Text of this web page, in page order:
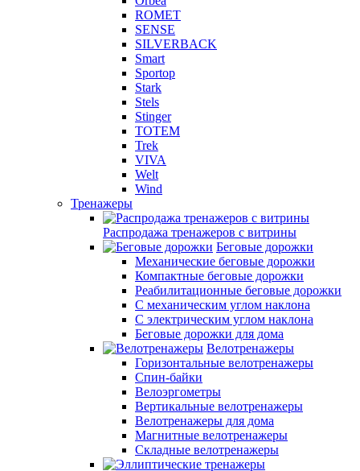
ROMET
SENSE
SILVERBACK
Smart
Sportop
Stark
Stels
Stinger
TOTEM
Trek
VIVA
Welt
Wind
Тренажеры
Распродажа тренажеров с витрины
Беговые дорожки
Механические беговые дорожки
Компактные беговые дорожки
Реабилитационные беговые дорожки
С механическим углом наклона
С электрическим углом наклона
Беговые дорожки для дома
Велотренажеры
Горизонтальные велотренажеры
Спин-байки
Велоэргометры
Вертикальные велотренажеры
Велотренажеры для дома
Магнитные велотренажеры
Складные велотренажеры